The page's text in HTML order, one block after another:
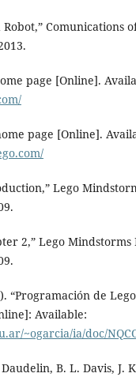
Robot,” Comunications
page [Online].
page [Online].
Lego
2,” Lego Mindstorms
“Programación de
Available:
~ogarcia/ia/doc/
B. L. Davis, J.